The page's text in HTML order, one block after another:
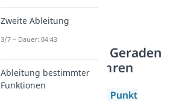
Abstand paralleler Geraden
Lotfußpunktverfahren
Abstand Punkt
Zweite Ableitung
3/7 – Dauer: 04:43
Ableitung bestimmter
Funktionen